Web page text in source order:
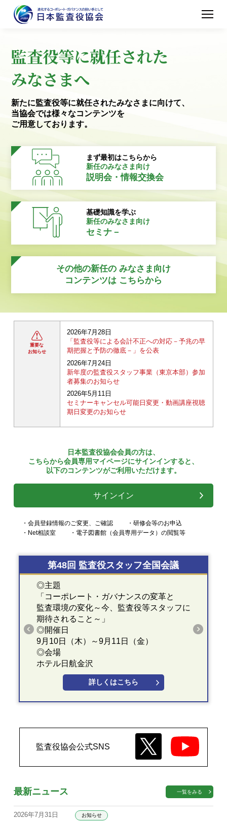
監査役等に就任された
みなさまへ
新たに監査役等に就任されたみなさまに向けて、
当協会では様々なコンテンツを
ご用意しております。
まず最初はこちらから
新任のみなさま向け
説明会・情報交換会
基礎知識を学ぶ
新任のみなさま向け
セミナ－
その他の新任の みなさま向け
コンテンツは こちらから
重要な
お知らせ
2026年7月28日
「監査役等による会計不正への対応－予兆の早
期把握と予防の徹底－」を公表
2026年7月24日
新年度の監査役スタッフ事業（東京本部）参加
者募集のお知らせ
2026年5月11日
セミナーキャンセル可能日変更・動画講座視聴
期日変更のお知らせ
日本監査役協会会員の方は、
こちらから会員専用マイページにサインインすると、
以下のコンテンツがご利用いただけます。
サインイン
・会員登録情報のご変更、ご確認
・研修会等のお申込
・Net相談室
・電子図書館（会員専用データ）の閲覧等
第48回 監査役スタッフ全国会議
◎主題
「コーポレート・ガバナンスの変革と
監査環境の変化～今、監査役等スタッフに
期待されること～」
◎開催日
9月10日（木）～9月11日（金）
◎会場
ホテル日航金沢
詳しくはこちら
監査役協会公式SNS
最新ニュース 一覧をみる
2026年7月31日 お知らせ